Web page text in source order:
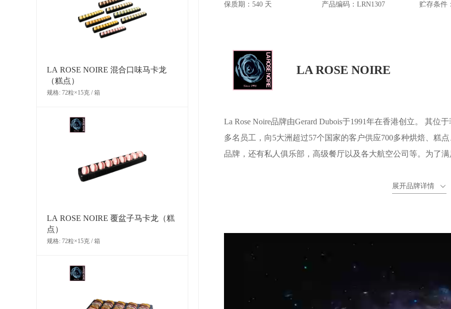
LA ROSE NOIRE 混合口味马卡龙
（糕点）
规格: 72粒×15克 / 箱
LA ROSE NOIRE 覆盆子马卡龙（糕
点）
规格: 72粒×15克 / 箱
保质期：540 天 产品编码：LRN1307 贮存条件
LA ROSE NOIRE
La Rose Noire品牌由Gerard Dubois于1991年在香港创立。 其位
多名员工，向5大洲超过57个国家的客户供应700多种烘焙、糕
品牌，还有私人俱乐部，高级餐厅以及各大航空公司等。为了满
展开品牌详情